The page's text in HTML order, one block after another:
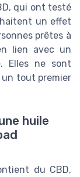
qui ont testé
un effet
prêtes à
lien avec un
Elles ne sont
un tout premier
huile
du CBD,